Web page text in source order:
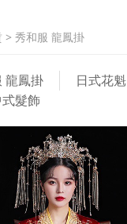
> 秀和服 龍鳳掛
龍鳳掛 日式花魁
髮飾